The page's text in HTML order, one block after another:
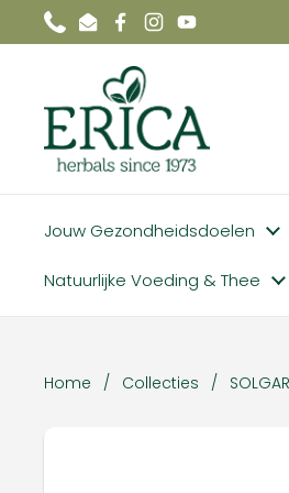
Ga naar content
PhoneEmailFacebook
Instagram
YouTube
Jouw Gezondheidsdoelen
Natuurlijke Voeding & Thee
Home / Collecties /